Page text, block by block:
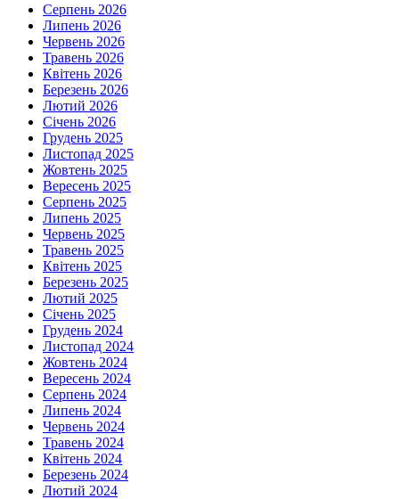
Серпень 2026
Липень 2026
Червень 2026
Травень 2026
Квітень 2026
Березень 2026
Лютий 2026
Січень 2026
Грудень 2025
Листопад 2025
Жовтень 2025
Вересень 2025
Серпень 2025
Липень 2025
Червень 2025
Травень 2025
Квітень 2025
Березень 2025
Лютий 2025
Січень 2025
Грудень 2024
Листопад 2024
Жовтень 2024
Вересень 2024
Серпень 2024
Липень 2024
Червень 2024
Травень 2024
Квітень 2024
Березень 2024
Лютий 2024